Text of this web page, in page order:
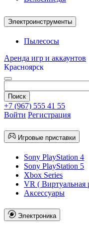
Электроинструменты
Пылесосы
Аренда игр и аккаунтов
Красноярск
+7 (967) 555 41 55
Войти Регистрация
Игровые приставки
Sony PlayStation 4
Sony PlayStation 5
Xbox Series
VR ( Виртуальная
Аксессуары
Электроника